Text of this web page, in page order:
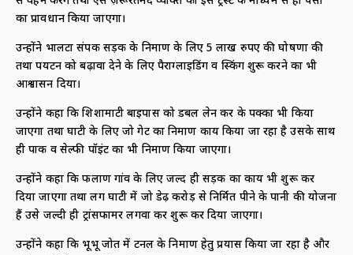
का प्रावधान किया जाएगा।
उन्होंने भालटा संपर्क सड़क के निर्माण के लिए 5 लाख रुपए की घोषणा की
तथा पर्यटन को बढ़ावा देने के लिए पैराग्लाइडिंग व स्किंग शुरू करने का भी
आश्वासन दिया।
उन्होंने कहा कि शिशामाटी बाईपास को डबल लेन कर के पक्का भी किया
जाएगा तथा घाटी के लिए जो गेट का निर्माण कार्य किया जा रहा है उसके साथ
ही पार्क व सेल्फी पॉइंट का भी निर्माण किया जाएगा।
उन्होंने कहा कि फलाण गांव के लिए जल्द ही सड़क का कार्य भी शुरू कर
दिया जाएगा तथा लग घाटी में जो डेढ़ करोड़ से निर्मित पीने के पानी की योजना
हैं उसे जल्दी ही ट्रांसफार्मर लगवा कर शुरू कर दिया जाएगा।
उन्होंने कहा कि भूभू जोत में टनल के निर्माण हेतु प्रयास किया जा रहा है और